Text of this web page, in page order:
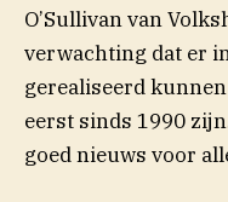
O’Sullivan van
verwachting dat er
gerealiseerd
eerst sinds 1990
goed nieuws voor